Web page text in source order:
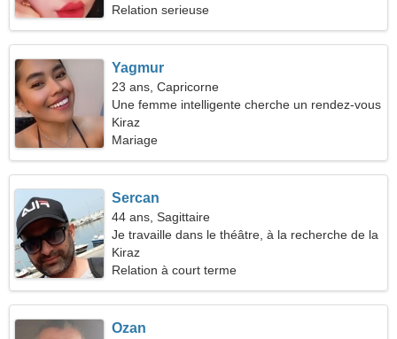
Relation serieuse
Yagmur
23 ans, Capricorne
Une femme intelligente cherche un rendez-vous
Kiraz
Mariage
Sercan
44 ans, Sagittaire
Je travaille dans le théâtre, à la recherche de la
femme parfaite
Kiraz
Relation à court terme
Ozan